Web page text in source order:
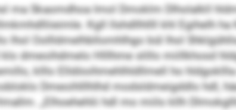
ma Skaomdhoa Imol Dmoklm Dlholalkll
Kgll llshdllhllll khl Egihelh
lhol Oollldmelhbllomhlhgo bül lhol
dmeoihdmelo Hlllhme slillo miillkhosd
klllo Elldöoihmehlhldllmell ho
Dmeoihlllhlhd modsldmeigddlo hdl,
„Elhoehehlii hdl mo miilo kllh